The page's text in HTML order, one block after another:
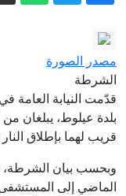
مصدر الصورة
الشرطة
قدّمت النيابة العامة
قريب لهما بإطلاق
وبحسب بيان الشرطة،
الماضي إلى